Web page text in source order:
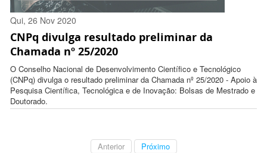
Qui, 26 Nov 2020
17:37:00 -0300
CNPq divulga resultado preliminar da
Chamada nº 25/2020
O Conselho Nacional de Desenvolvimento Científico e Tecnológico
(CNPq) divulga o resultado preliminar da Chamada nº 25/2020 - Apoio à
Pesquisa Científica, Tecnológica e de Inovação: Bolsas de Mestrado e
Doutorado.
Anterior Próximo